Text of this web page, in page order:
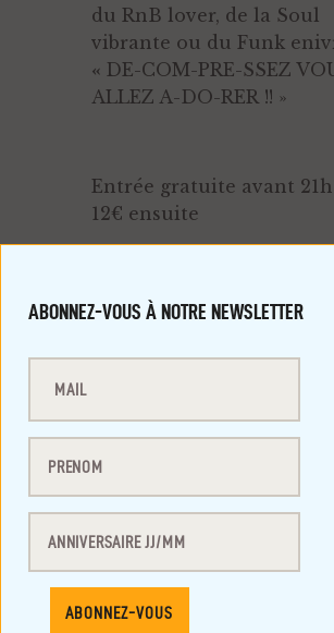
du RnB lover, de la Soul
vibrante ou du Funk
« DE-COM-PRE-SSEZ
ALLEZ A-DO-RER !! »
Entrée gratuite avant
12€ ensuite
21h30
AJOUTER AU CALENDRIER
DÉTAILS
Début :
4 juin à 19h00
ABONNEZ-VOUS À NOTRE NEWSLETTER